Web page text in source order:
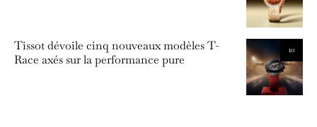
10
Tissot dévoile cinq nouveaux modèles T-
Race axés sur la performance pure